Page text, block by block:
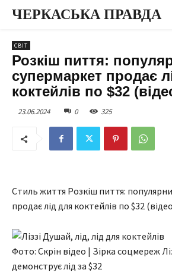
ЧЕРКАСЬКА ПРАВДА
СВІТ
Розкіш пиття:
супермаркет продає
коктейлів по $32
23.06.2024 0 325
Стиль життя Розкіш пиття:
продає лід для коктейлів по $32
Фото: Скрін відео | Зірка соцмереж
демонструє лід за $32